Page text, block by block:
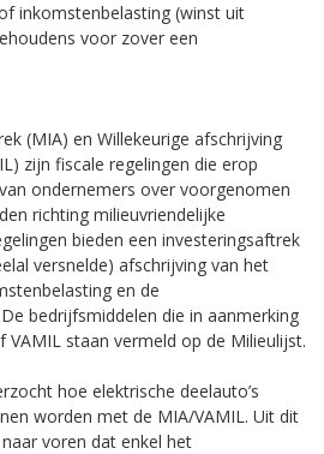
inkomstenbelasting (winst uit
voor zover een
(MIA) en Willekeurige afschrijving
zijn fiscale regelingen die erop
ondernemers over voorgenomen
richting milieuvriendelijke
bieden een investeringsaftrek
versnelde) afschrijving van het
en de
bedrijfsmiddelen die in aanmerking
staan vermeld op de Milieulijst.
hoe elektrische deelauto’s
worden met de MIA/VAMIL. Uit dit
voren dat enkel het